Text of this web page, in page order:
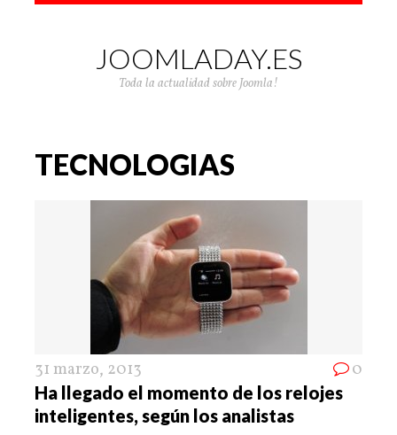
JOOMLADAY.ES
Toda la actualidad sobre Joomla!
TECNOLOGIAS
31 marzo, 2013 0
Ha llegado el momento de los relojes
inteligentes, según los analistas